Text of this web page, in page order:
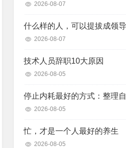
2026-08-07
什么样的人，可以提拔成领
2026-08-07
技术人员辞职10大原因
2026-08-05
停止内耗最好的方式：整理
2026-08-05
忙，才是一个人最好的养生
2026-08-05